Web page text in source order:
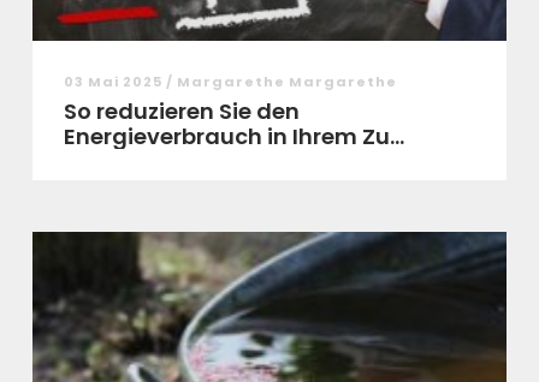
03 Mai 2025 / Margarethe Margarethe
So reduzieren Sie den
Energieverbrauch in Ihrem Zu...